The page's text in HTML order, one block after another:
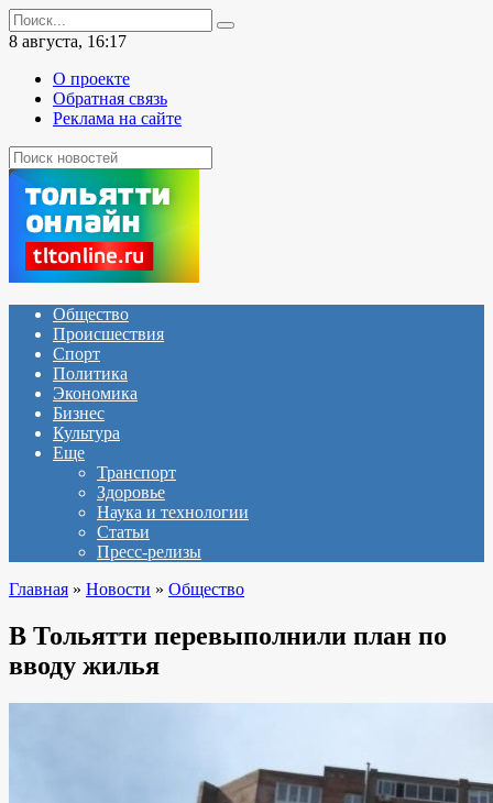
Перейти
к
содержанию
Search
for:
8 августа, 16:17
О проекте
Обратная связь
Реклама на сайте
Общество
Происшествия
Спорт
Политика
Экономика
Бизнес
Культура
Еще
Транспорт
Здоровье
Наука и технологии
Статьи
Пресс-релизы
Главная » Новости » Общество
В Тольятти перевыполнили план по
вводу жилья